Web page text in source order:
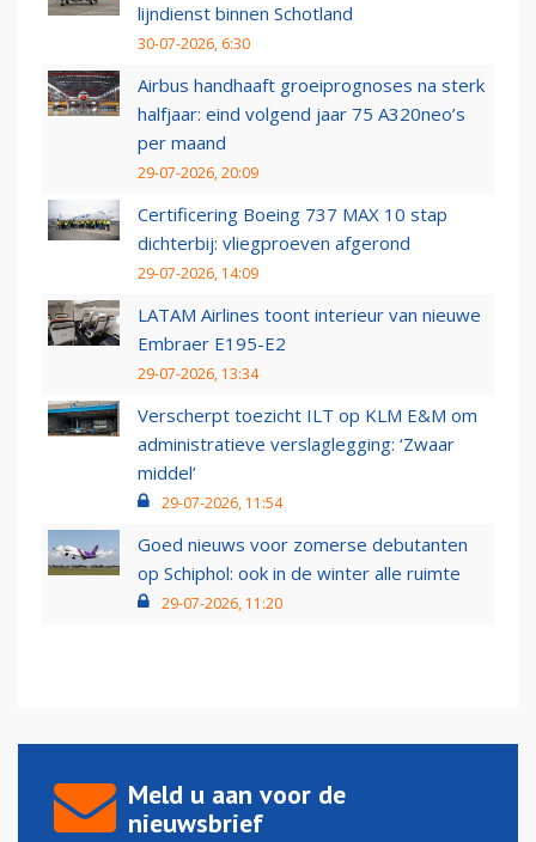
lijndienst binnen Schotland
30-07-2026, 6:30
Airbus handhaaft groeiprognoses na sterk
halfjaar: eind volgend jaar 75 A320neo’s
per maand
29-07-2026, 20:09
Certificering Boeing 737 MAX 10 stap
dichterbij: vliegproeven afgerond
29-07-2026, 14:09
LATAM Airlines toont interieur van nieuwe
Embraer E195-E2
29-07-2026, 13:34
Verscherpt toezicht ILT op KLM E&M om
administratieve verslaglegging: ‘Zwaar
middel’
29-07-2026, 11:54
Goed nieuws voor zomerse debutanten
op Schiphol: ook in de winter alle ruimte
29-07-2026, 11:20
Meld u aan voor de
nieuwsbrief